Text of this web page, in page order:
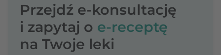
Przejdź e-konsultację
i zapytaj o e-receptę
na Twoje leki